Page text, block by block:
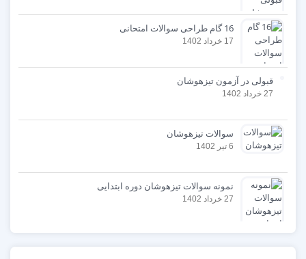
16 گام طراحی سوالات امتحانی
17 خرداد 1402
قبولی در آزمون تیزهوشان
27 خرداد 1402
سوالات تیزهوشان
6 تیر 1402
نمونه سوالات تیزهوشان دوره ابتدایی
27 خرداد 1402